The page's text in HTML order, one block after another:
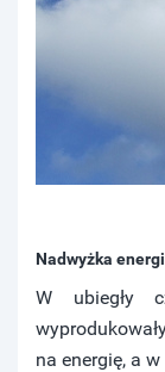
Nadwyżka
W ubiegły
na energię, a